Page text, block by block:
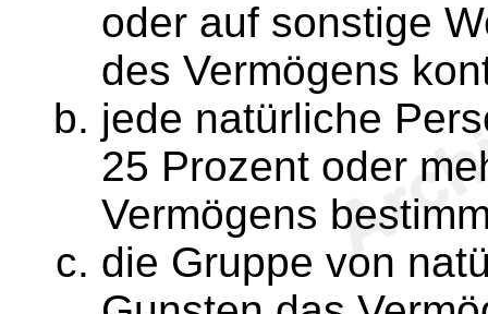
oder auf sonstige
des Vermögens
jede natürliche
25 Prozent oder
Vermögens
die Gruppe von